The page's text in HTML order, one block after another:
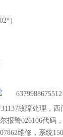
）‌
故障处理，
警026106代码
维修，系统